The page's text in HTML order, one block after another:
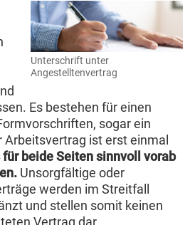
Unterschrift unter
Angestelltenvertrag
Es bestehen für einen
sogar ein
Arbeitsvertrag ist erst einmal
für beide Seiten sinnvoll vorab
Unsorgfältige oder
werden im Streitfall
und stellen somit keinen
Vertrag dar.